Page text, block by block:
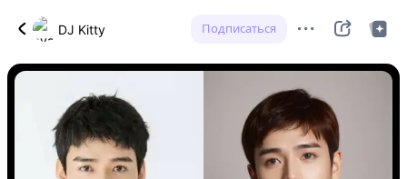
DJ Kitty Подписаться